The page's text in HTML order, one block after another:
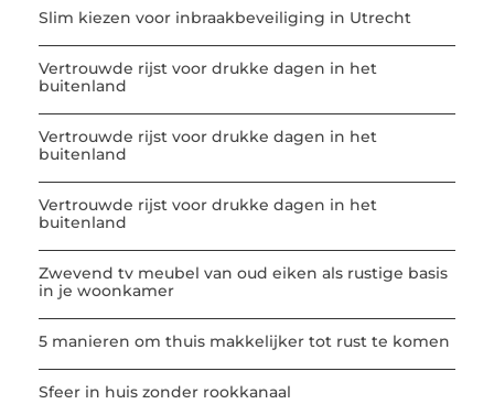
Slim kiezen voor inbraakbeveiliging in Utrecht
Vertrouwde rijst voor drukke dagen in het
buitenland
Vertrouwde rijst voor drukke dagen in het
buitenland
Vertrouwde rijst voor drukke dagen in het
buitenland
Zwevend tv meubel van oud eiken als rustige basis
in je woonkamer
5 manieren om thuis makkelijker tot rust te komen
Sfeer in huis zonder rookkanaal